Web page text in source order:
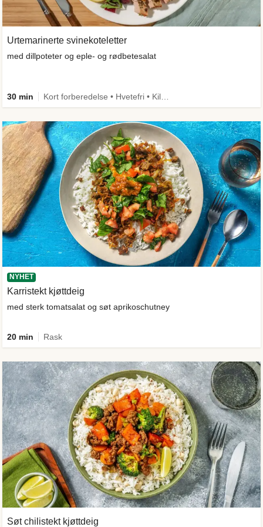
Urtemarinerte svinekoteletter
med dillpoteter og eple- og rødbetesalat
30 min
NYHET
Karristekt kjøttdeig
med sterk tomatsalat og søt aprikoschutney
20 min Rask
Søt chilistekt kjøttdeig